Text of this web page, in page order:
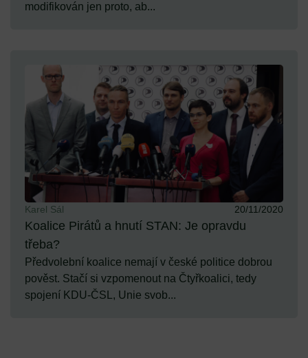
modifikován jen proto, ab...
Karel Sál 20/11/2020
Koalice Pirátů a hnutí STAN: Je opravdu
třeba?
Předvolební koalice nemají v české politice dobrou
pověst. Stačí si vzpomenout na Čtyřkoalici, tedy
spojení KDU-ČSL, Unie svob...